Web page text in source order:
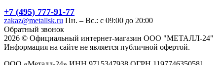
+7 (495) 777-91-77
zakaz@metallsk.ru Пн. – Вс.: с 09:00 до 20:00
Обратный звонок
2026 © Официальный интернет-магазин ООО "МЕТАЛЛ-24"
Информация на сайте не является публичной офертой.